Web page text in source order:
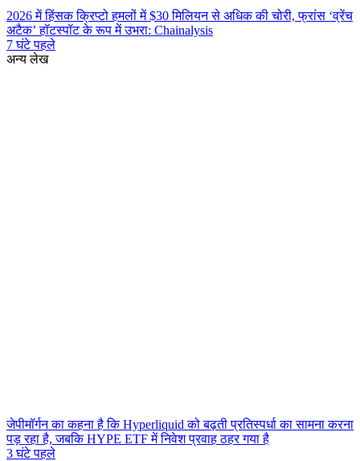
2026 में हिंसक क्रिप्टो हमलों में $30 मिलियन से अधिक की चोरी, फ्रांस ‘व्रेंच
अटैक’ हॉटस्पॉट के रूप में उभरा: Chainalysis
7 घंटे पहले
अन्य लेख
जेपीमॉर्गन का कहना है कि Hyperliquid को बढ़ती प्रतिस्पर्धा का सामना करना
पड़ रहा है, जबकि HYPE ETF में निवेश प्रवाह ठहर गया है
3 घंटे पहले